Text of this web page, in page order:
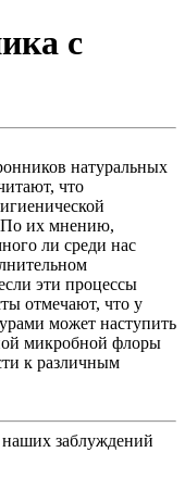
с
натуральных
что
По их мнению,
ли среди нас
эти процессы
отмечают, что у
может наступить
микробной флоры
к различным
заблуждений